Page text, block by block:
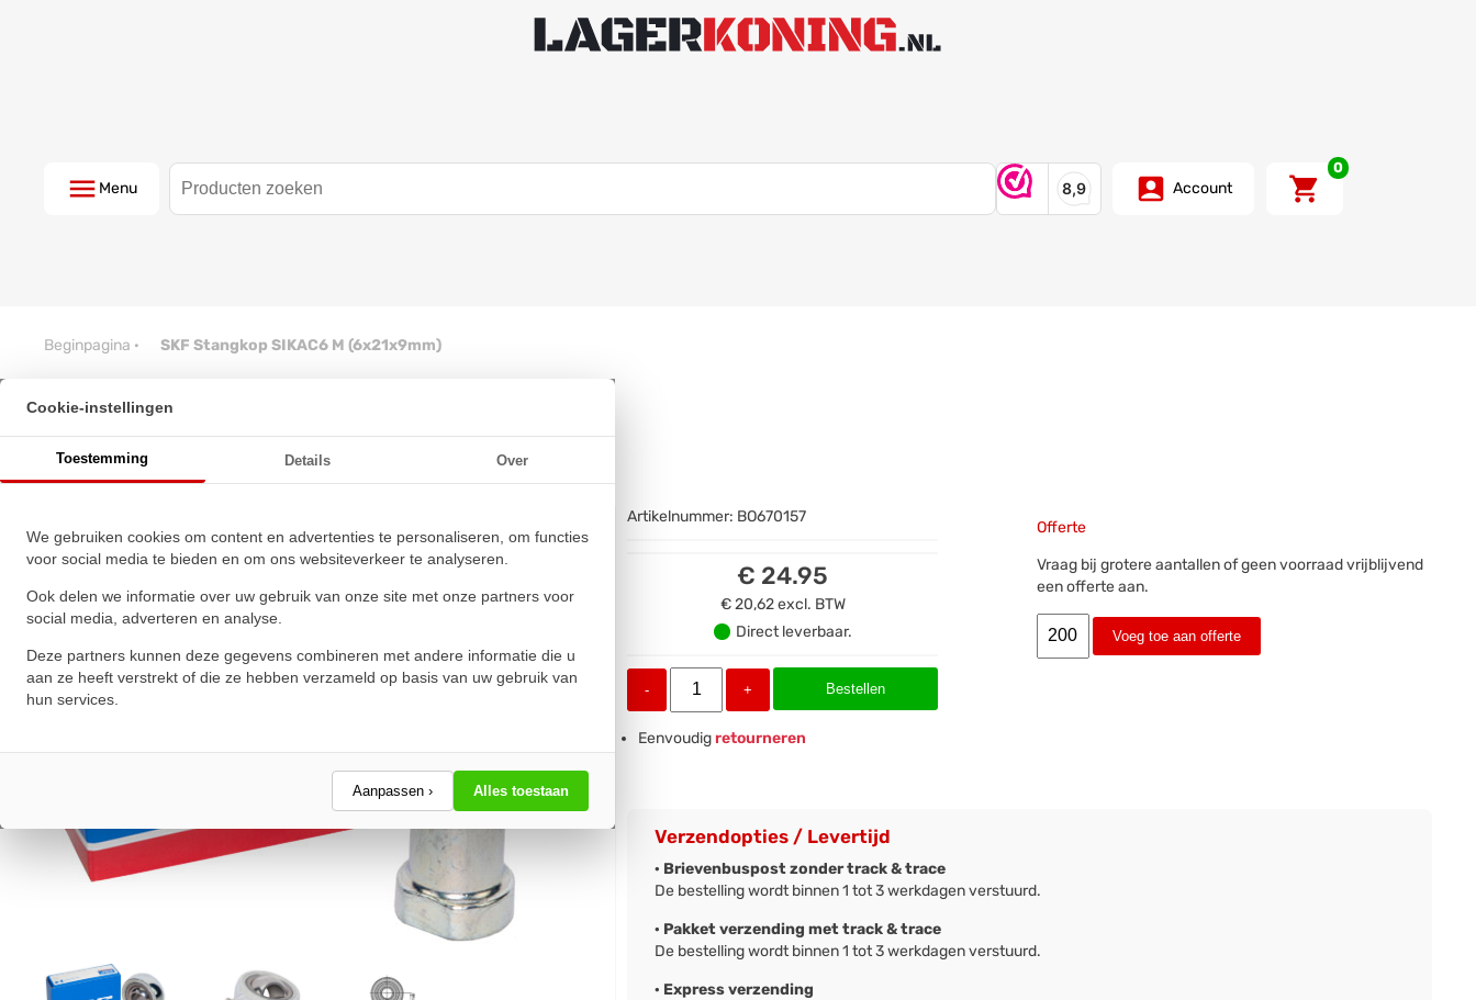
Menu Account
0
Beginpagina · SKF Stangkop SIKAC6 M (6x21x9mm)
Cookie-instellingen
Toestemming Details Over
We gebruiken cookies om content en advertenties te personaliseren, om functies
voor social media te bieden en om ons websiteverkeer te analyseren.
Ook delen we informatie over uw gebruik van onze site met onze partners voor
social media, adverteren en analyse.
Deze partners kunnen deze gegevens combineren met andere informatie die u
aan ze heeft verstrekt of die ze hebben verzameld op basis van uw gebruik van
hun services.
Aanpassen › Alles toestaan
SKF Stangkop SIKAC6 M (6x21x9mm)
★★★★★
★★★★★
Artikelnummer: BO670157
€ 24.95
€ 20,62excl. BTW
Direct leverbaar.
- + Bestellen
Eenvoudigretourneren
Offerte
Vraag bij grotere aantallen of geen voorraad vrijblijvend
een offerte aan.
Voeg toe aan offerte
Verzendopties / Levertijd
· Brievenbuspost zonder track & trace
De bestelling wordt binnen 1 tot 3 werkdagen verstuurd.
· Pakket verzending met track & trace
De bestelling wordt binnen 1 tot 3 werkdagen verstuurd.
· Express verzending